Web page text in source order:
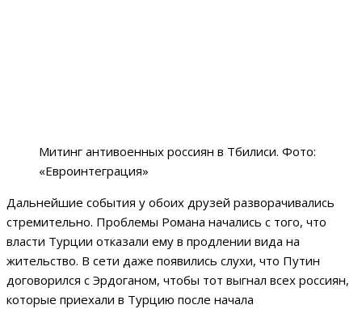
Митинг антивоенных россиян в Тбилиси. Фото:
«Евроинтеграция»
Дальнейшие события у обоих друзей разворачивались
стремительно. Проблемы Романа начались с того, что
власти Турции отказали ему в продлении вида на
жительство. В сети даже появились слухи, что Путин
договорился с Эрдоганом, чтобы тот выгнал всех россиян,
которые приехали в Турцию после начала